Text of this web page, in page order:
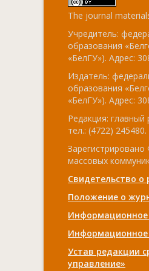
The journal
Учредитель:
образования
«БелГУ»). Адрес:
Издатель:
образования
«БелГУ»). Адрес:
Редакция:
тел.: (4722) 245480.
массовых
Свидетельство
Положение о
Информационное
Информационное
Устав редакции
управление»